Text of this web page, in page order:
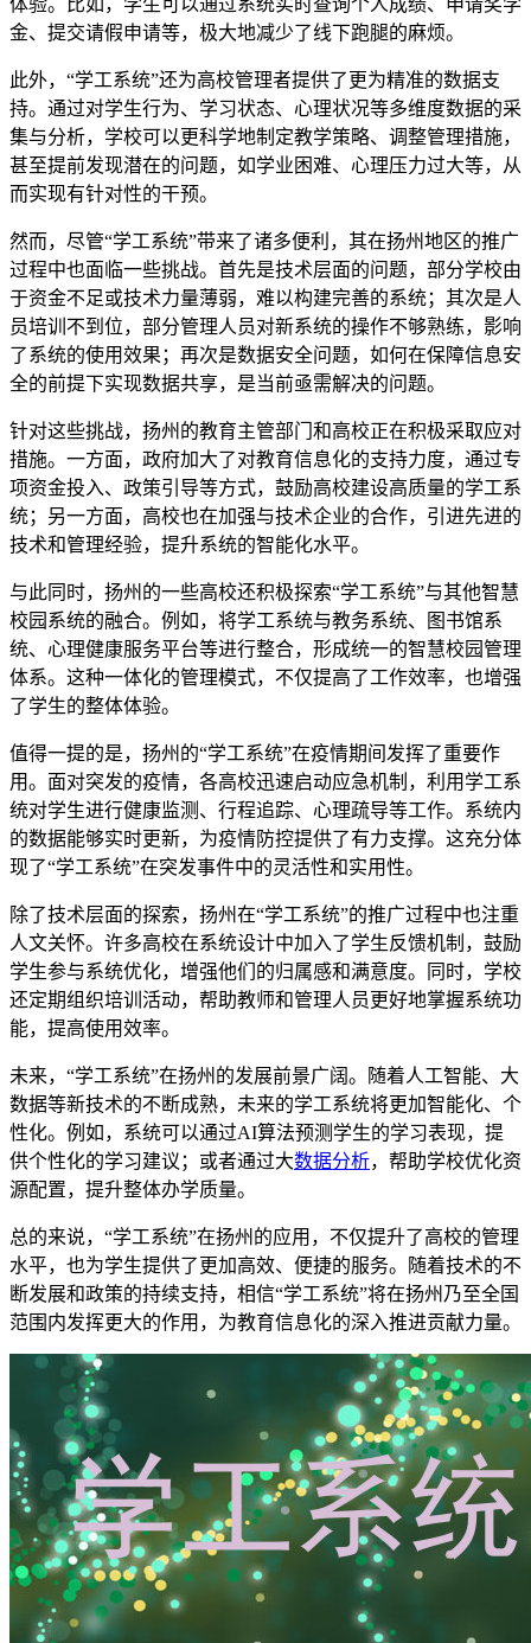
金、提交请假申请等，极大地减少了线下跑腿的麻烦。
此外，“学工系统”还为高校管理者提供了更为精准的数据支
持。通过对学生行为、学习状态、心理状况等多维度数据的采
集与分析，学校可以更科学地制定教学策略、调整管理措施，
甚至提前发现潜在的问题，如学业困难、心理压力过大等，从
而实现有针对性的干预。
然而，尽管“学工系统”带来了诸多便利，其在扬州地区的推广
过程中也面临一些挑战。首先是技术层面的问题，部分学校由
于资金不足或技术力量薄弱，难以构建完善的系统；其次是人
员培训不到位，部分管理人员对新系统的操作不够熟练，影响
了系统的使用效果；再次是数据安全问题，如何在保障信息安
全的前提下实现数据共享，是当前亟需解决的问题。
针对这些挑战，扬州的教育主管部门和高校正在积极采取应对
措施。一方面，政府加大了对教育信息化的支持力度，通过专
项资金投入、政策引导等方式，鼓励高校建设高质量的学工系
统；另一方面，高校也在加强与技术企业的合作，引进先进的
技术和管理经验，提升系统的智能化水平。
与此同时，扬州的一些高校还积极探索“学工系统”与其他智慧
校园系统的融合。例如，将学工系统与教务系统、图书馆系
统、心理健康服务平台等进行整合，形成统一的智慧校园管理
体系。这种一体化的管理模式，不仅提高了工作效率，也增强
了学生的整体体验。
值得一提的是，扬州的“学工系统”在疫情期间发挥了重要作
用。面对突发的疫情，各高校迅速启动应急机制，利用学工系
统对学生进行健康监测、行程追踪、心理疏导等工作。系统内
的数据能够实时更新，为疫情防控提供了有力支撑。这充分体
现了“学工系统”在突发事件中的灵活性和实用性。
除了技术层面的探索，扬州在“学工系统”的推广过程中也注重
人文关怀。许多高校在系统设计中加入了学生反馈机制，鼓励
学生参与系统优化，增强他们的归属感和满意度。同时，学校
还定期组织培训活动，帮助教师和管理人员更好地掌握系统功
能，提高使用效率。
未来，“学工系统”在扬州的发展前景广阔。随着人工智能、大
数据等新技术的不断成熟，未来的学工系统将更加智能化、个
性化。例如，系统可以通过AI算法预测学生的学习表现，提
供个性化的学习建议；或者通过大数据分析，帮助学校优化资
源配置，提升整体办学质量。
总的来说，“学工系统”在扬州的应用，不仅提升了高校的管理
水平，也为学生提供了更加高效、便捷的服务。随着技术的不
断发展和政策的持续支持，相信“学工系统”将在扬州乃至全国
范围内发挥更大的作用，为教育信息化的深入推进贡献力量。